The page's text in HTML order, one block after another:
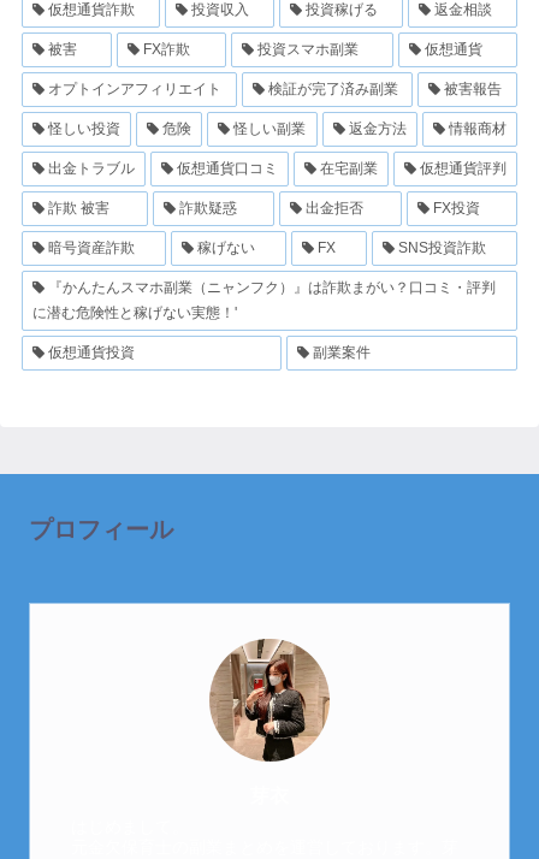
仮想通貨詐欺 投資収入 投資稼げる 返金相談
被害 FX詐欺 投資スマホ副業 仮想通貨
オプトインアフィリエイト 検証が完了済み副業 被害報告
怪しい投資 危険 怪しい副業 返金方法 情報商材
出金トラブル 仮想通貨口コミ 在宅副業 仮想通貨評判
詐欺 被害 詐欺疑惑 出金拒否 FX投資
暗号資産詐欺 稼げない FX SNS投資詐欺
『かんたんスマホ副業（ニャンフク）』は詐欺まがい？口コミ・評判
に潜む危険性と稼げない実態！'
仮想通貨投資 副業案件
プロフィール